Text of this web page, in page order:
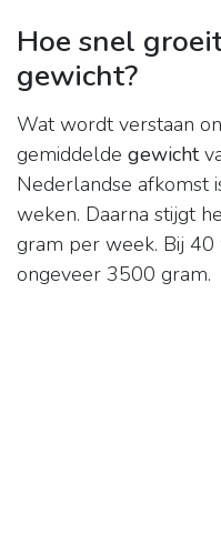
Hoe snel
gewicht?
Wat wordt verstaan
gemiddelde gewicht
Nederlandse afkomst
weken. Daarna stijgt
gram per week. Bij
ongeveer 3500 gram.